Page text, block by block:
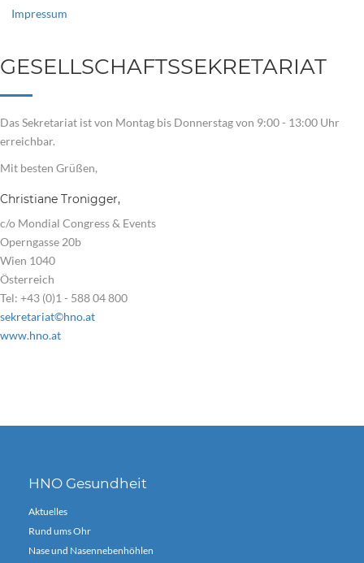
Impressum
GESELLSCHAFTSSEKRETARIAT
Das Sekretariat ist von Montag bis Donnerstag von 9:00 - 13:00 Uhr
erreichbar.
Mit besten Grüßen,
Christiane Tronigger,
c/o Mondial Congress & Events
Operngasse 20b
Wien 1040
Österreich
Tel: +43 (0)1 - 588 04 800
sekretariat©hno.at
www.hno.at
HNO Gesundheit
Aktuelles
Rund ums Ohr
Nase und Nasennebenhöhlen